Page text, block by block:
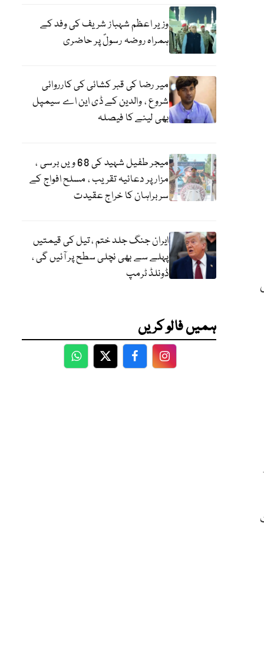
وزیر اعظم شہباز شریف کی وفد کے
ہمراہ روضہ رسولؐ پر حاضری
میر رضا کی قبر کشائی کی کارروائی
شروع ، والدین کے ڈی این اے سیمپل
بھی لینے کا فیصلہ
میجر طفیل شہید کی 68 ویں برسی ،
مزار پر دعائیہ تقریب ، مسلح افواج کے
سربراہان کا خراج عقیدت
ایران جنگ جلد ختم ، تیل کی قیمتیں
پہلے سے بھی نچلی سطح پر آئیں گی ،
ڈونلڈ ٹرمپ
ہمیں فالو کریں
WhatsApp
TwitterFacebookFacebook